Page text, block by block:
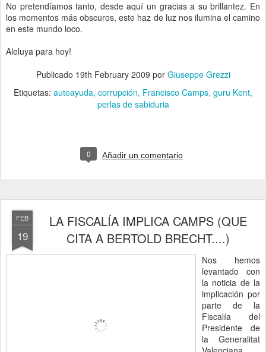
No pretendíamos tanto, desde aquí un gracias a su brillantez. En
los momentos más obscuros, este haz de luz nos ilumina el camino
en este mundo loco.
Aleluya para hoy!
Publicado 19th February 2009 por Giuseppe Grezzi
Etiquetas: autoayuda corrupción Francisco Camps guru Kent
perlas de sabiduria
0 Añadir un comentario
FEB
19
LA FISCALÍA IMPLICA CAMPS (QUE
CITA A BERTOLD BRECHT....)
Nos hemos
levantado con
la noticia de la
implicación por
parte de la
Fiscalía del
Presidente de
la Generalitat